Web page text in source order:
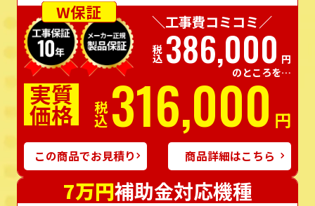
W保証
＼工事費コミコミ／
税込 386,000 円
のところを…
実質
価格 税込316,000 円
この商品でお見積り 商品詳細はこちら
7万円補助金対応機種